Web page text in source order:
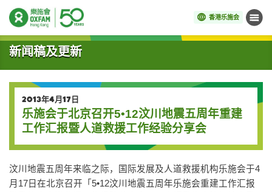
香港乐施会 菜单
开始主要内容
新闻稿及更新
2013年4月17日
乐施会于北京召开5•12汶川地震五周年重建
工作汇报暨人道救援工作经验分享会
汶川地震五周年来临之际，国际发展及人道救援机构乐施会于4
月17日在北京召开「5•12汶川地震五周年乐施会重建工作汇报